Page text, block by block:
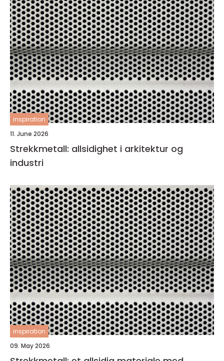
inspiration
11. June 2026
Strekkmetall: allsidighet i arkitektur og
industri
inspiration
09. May 2026